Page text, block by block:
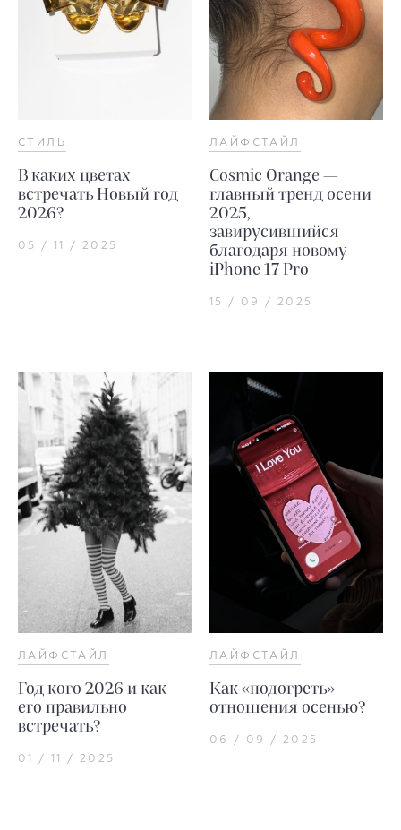
СТИЛЬ
В каких цветах
встречать Новый год
2026?
05 / 11 / 2025
ЛАЙФСТАЙЛ
Cosmic Orange —
главный тренд осени
2025,
завирусившийся
благодаря новому
iPhone 17 Pro
15 / 09 / 2025
ЛАЙФСТАЙЛ
Год кого 2026 и как
его правильно
встречать?
01 / 11 / 2025
ЛАЙФСТАЙЛ
Как «подогреть»
отношения осенью?
06 / 09 / 2025